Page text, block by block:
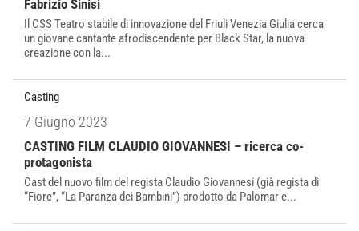
Fabrizio Sinisi
Il CSS Teatro stabile di innovazione del Friuli Venezia Giulia cerca
un giovane cantante afrodiscendente per Black Star, la nuova
creazione con la...
Casting
7 Giugno 2023
CASTING FILM CLAUDIO GIOVANNESI – ricerca co-
protagonista
Cast del nuovo film del regista Claudio Giovannesi (già regista di
“Fiore”, “La Paranza dei Bambini”) prodotto da Palomar e...